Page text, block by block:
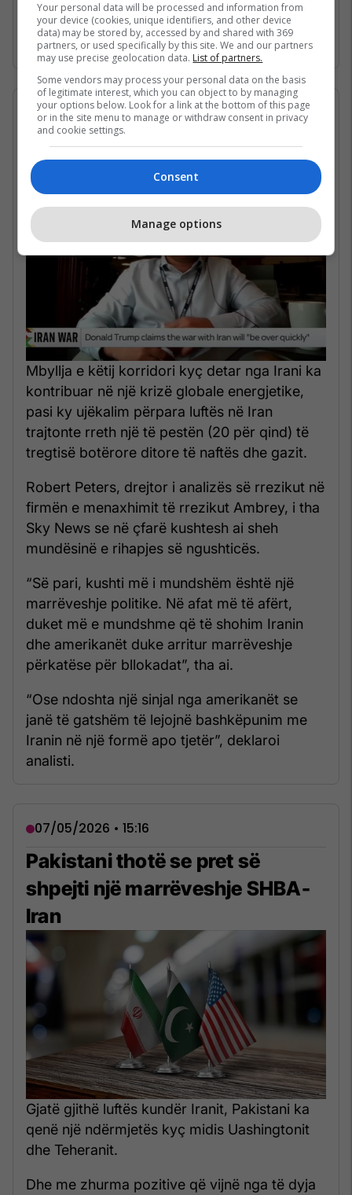
Gjirin Persik dhe nuk janë në gjendje të arrijnë
në det të hapur për shkak të bllokadës
iraniane. /Telegrafi/
07/05/2026 • 16:19
Në çfarë kushtesh mund të
rihapet Ngushtica e Hormuzit?
Mbyllja e këtij korridori kyç detar nga Irani ka
kontribuar në një krizë globale energjetike,
pasi ky ujëkalim përpara luftës në Iran
trajtonte rreth një të pestën (20 për qind) të
tregtisë botërore ditore të naftës dhe gazit.
Robert Peters, drejtor i analizës së rrezikut në
firmën e menaxhimit të rrezikut Ambrey, i tha
Sky News se në çfarë kushtesh ai sheh
mundësinë e rihapjes së ngushticës.
“Së pari, kushti më i mundshëm është një
marrëveshje politike. Në afat më të afërt,
duket më e mundshme që të shohim Iranin
dhe amerikanët duke arritur marrëveshje
përkatëse për bllokadat”, tha ai.
“Ose ndoshta një sinjal nga amerikanët se
janë të gatshëm të lejojnë bashkëpunim me
Iranin në një formë apo tjetër”, deklaroi
analisti.
07/05/2026 • 15:16
Pakistani thotë se pret së
shpejti një marrëveshje SHBA-
Iran
Gjatë gjithë luftës kundër Iranit, Pakistani ka
qenë një ndërmjetës kyç midis Uashingtonit
dhe Teheranit.
Dhe me zhurma pozitive që vijnë nga të dyja
Your personal data will be processed and information from
your device (cookies, unique identifiers, and other device
data) may be stored by, accessed by and shared with 369
partners, or used specifically by this site. We and our partners
may use precise geolocation data. List of partners.
Some vendors may process your personal data on the basis
of legitimate interest, which you can object to by managing
your options below. Look for a link at the bottom of this page
or in the site menu to manage or withdraw consent in privacy
and cookie settings.
Consent
Manage options